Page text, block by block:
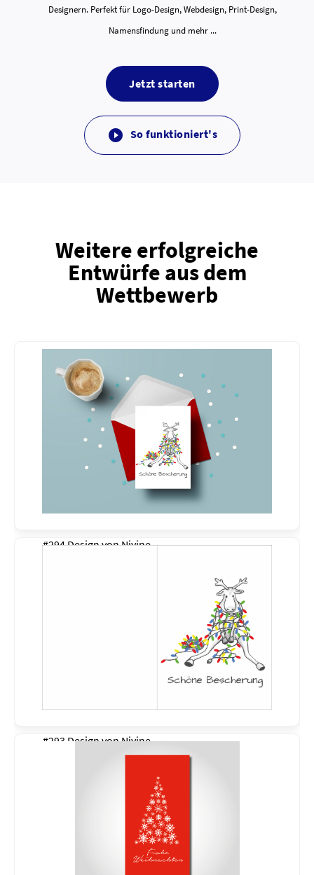
Designern. Perfekt für Logo-Design, Webdesign, Print-Design,
Namensfindung und mehr ...
Jetzt starten
 So funktioniert's
Weitere erfolgreiche
Entwürfe aus dem
Wettbewerb
#294 Design vonNivine
#293 Design vonNivine